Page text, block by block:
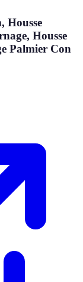
Housse
Housse
Palmier Con